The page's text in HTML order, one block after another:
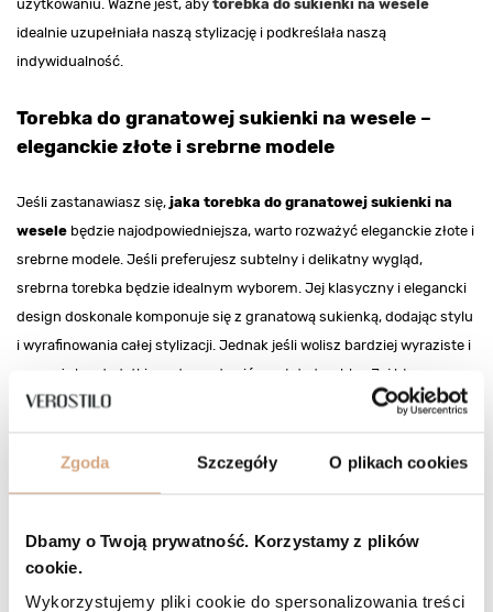
Zgoda Szczegóły O plikach cookies
Dbamy o Twoją prywatność. Korzystamy z plików
cookie.
Wykorzystujemy pliki cookie do spersonalizowania treści
użytkowaniu. Ważne jest, aby torebka do sukienki na wesele
idealnie uzupełniała naszą stylizację i podkreślała naszą
indywidualność.
Torebka do granatowej sukienki na wesele –
eleganckie złote i srebrne modele
Jeśli zastanawiasz się, jaka torebka do granatowej sukienki na
wesele będzie najodpowiedniejsza, warto rozważyć eleganckie złote i
srebrne modele. Jeśli preferujesz subtelny i delikatny wygląd,
srebrna torebka będzie idealnym wyborem. Jej klasyczny i elegancki
design doskonale komponuje się z granatową sukienką, dodając stylu
i wyrafinowania całej stylizacji. Jednak jeśli wolisz bardziej wyraziste i
zauważalne dodatki, warto postawić na złotą torebkę. Jej błyszczący
złoty kolor przyciągnie uwagę i stworzy efektowny kontrast z
dodadzą elegancji i podkreślą wyjątkowość Twojej stylizacji na weselu.